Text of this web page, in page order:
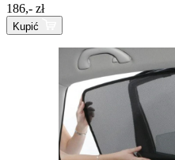
186,- zł
Kupić